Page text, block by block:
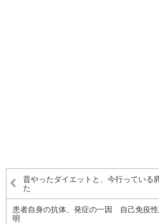
昔やったダイエットと、今行っている
た
患者自身の抗体、発症の一因 自己免疫
明